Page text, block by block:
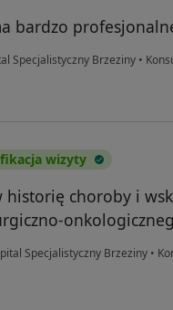
bardzo
Specjalistyczny Brzeziny •
wizyty
historię choroby i
Specjalistyczny Brzeziny •